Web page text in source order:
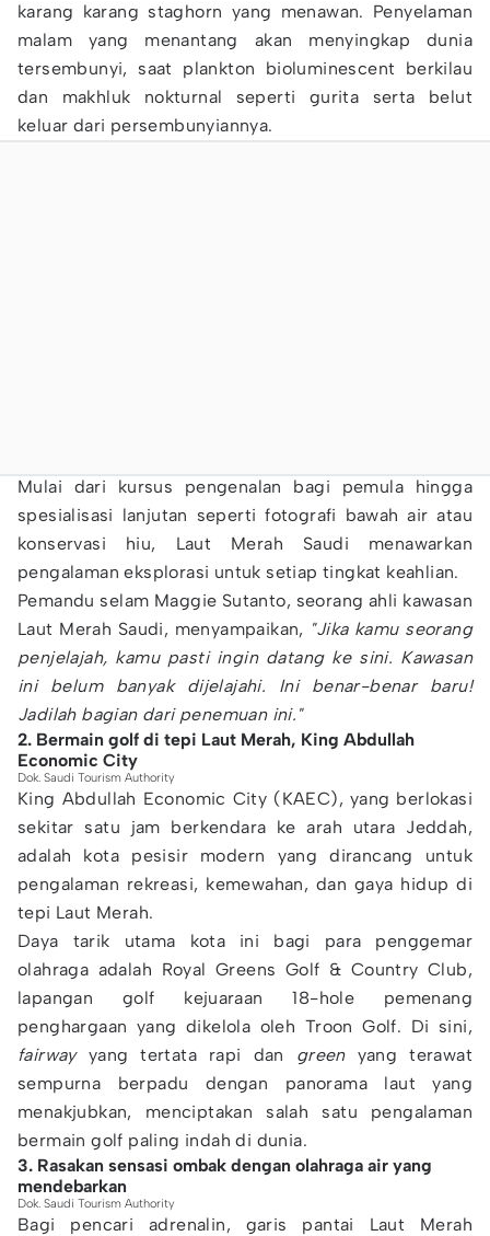
karang karang staghorn yang menawan. Penyelaman
malam yang menantang akan menyingkap dunia
tersembunyi, saat plankton bioluminescent berkilau
dan makhluk nokturnal seperti gurita serta belut
keluar dari persembunyiannya.
Mulai dari kursus pengenalan bagi pemula hingga
spesialisasi lanjutan seperti fotografi bawah air atau
konservasi hiu, Laut Merah Saudi menawarkan
pengalaman eksplorasi untuk setiap tingkat keahlian.
Pemandu selam Maggie Sutanto, seorang ahli kawasan
Laut Merah Saudi, menyampaikan, "Jika kamu seorang
penjelajah, kamu pasti ingin datang ke sini. Kawasan
ini belum banyak dijelajahi. Ini benar-benar baru!
Jadilah bagian dari penemuan ini."
2. Bermain golf di tepi Laut Merah, King Abdullah
Economic City
Dok. Saudi Tourism Authority
King Abdullah Economic City (KAEC), yang berlokasi
sekitar satu jam berkendara ke arah utara Jeddah,
adalah kota pesisir modern yang dirancang untuk
pengalaman rekreasi, kemewahan, dan gaya hidup di
tepi Laut Merah.
Daya tarik utama kota ini bagi para penggemar
olahraga adalah Royal Greens Golf & Country Club,
lapangan golf kejuaraan 18-hole pemenang
penghargaan yang dikelola oleh Troon Golf. Di sini,
fairwayyang tertata rapi dan greenyang terawat
sempurna berpadu dengan panorama laut yang
menakjubkan, menciptakan salah satu pengalaman
bermain golf paling indah di dunia.
3. Rasakan sensasi ombak dengan olahraga air yang
mendebarkan
Dok. Saudi Tourism Authority
Bagi pencari adrenalin, garis pantai Laut Merah